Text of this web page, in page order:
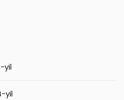
yil
yil